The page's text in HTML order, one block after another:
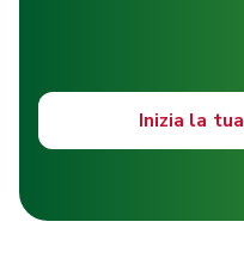
Inizia la